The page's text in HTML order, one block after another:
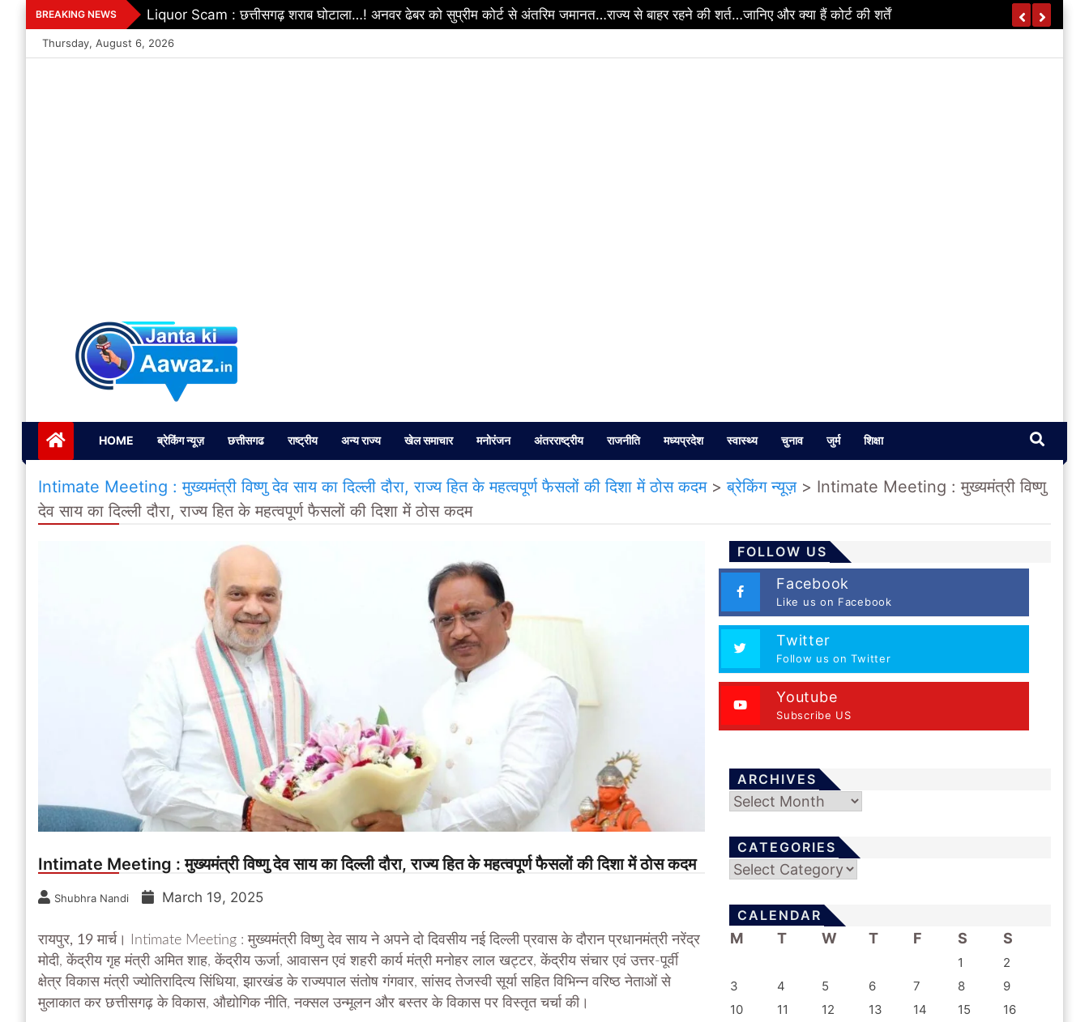
Skip
to
content
BREAKING NEWS CG Cabinet Decisions 2026 : साय कैबिनेट के 7 बड़े फैसले…! ₹500 करोड़ AI मिशन को मंजूरी…BEML प्लांट और ग्रामीण सड़कों को बड़ी सौगात…जानिए किसे क्या मिला
Thursday, August 6, 2026
Janta ki Aawaz
HOME ब्रेकिंग न्यूज़ छत्तीसगढ राष्ट्रीय अन्य राज्य खेल समाचार मनोरंजन अंतरराष्ट्रीय राजनीति मध्यप्रदेश स्वास्थ्य चुनाव जुर्म शिक्षा
Intimate Meeting : मुख्यमंत्री विष्णु देव साय का दिल्ली दौरा, राज्य हित के महत्वपूर्ण फैसलों की दिशा में ठोस कदम>ब्रेकिंग न्यूज़> Intimate Meeting : मुख्यमंत्री विष्णु
देव साय का दिल्ली दौरा, राज्य हित के महत्वपूर्ण फैसलों की दिशा में ठोस कदम
Intimate Meeting : मुख्यमंत्री विष्णु देव साय का दिल्ली दौरा, राज्य हित के महत्वपूर्ण फैसलों की दिशा में ठोस कदम
Shubhra Nandi March 19, 2025
रायपुर, 19 मार्च।
Intimate Meeting : मुख्यमंत्री विष्णु देव साय ने अपने दो दिवसीय नई दिल्ली प्रवास के दौरान प्रधानमंत्री नरेंद्र
मोदी, केंद्रीय गृह मंत्री अमित शाह, केंद्रीय ऊर्जा, आवासन एवं शहरी कार्य मंत्री मनोहर लाल खट्टर, केंद्रीय संचार एवं उत्तर-पूर्वी
क्षेत्र विकास मंत्री ज्योतिरादित्य सिंधिया, झारखंड के राज्यपाल संतोष गंगवार, सांसद तेजस्वी सूर्या सहित विभिन्न वरिष्ठ नेताओं से
मुलाकात कर छत्तीसगढ़ के विकास, औद्योगिक नीति, नक्सल उन्मूलन और बस्तर के विकास पर विस्तृत चर्चा की।
FOLLOW US
Facebook
Like us on Facebook
Twitter
Follow us on Twitter
Youtube
Subscribe US
ARCHIVES
Archives
CATEGORIES
Categories
CALENDAR
M T W T F S S
1
2
3
4 5 6 7 8
9
10
11 12 13 14 15
16